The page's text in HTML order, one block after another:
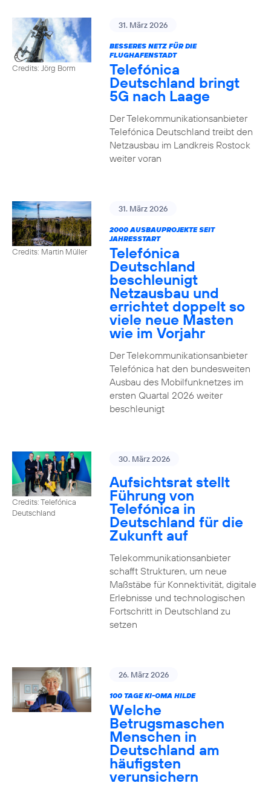
Credits: Jörg Borm
31. März 2026
BESSERES NETZ FÜR DIE
FLUGHAFENSTADT
Telefónica
Deutschland bringt
5G nach Laage
Der Telekommunikationsanbieter
Telefónica Deutschland treibt den
Netzausbau im Landkreis Rostock
weiter voran
Credits: Martin Müller
31. März 2026
2000 AUSBAUPROJEKTE SEIT
JAHRESSTART
Telefónica
Deutschland
beschleunigt
Netzausbau und
errichtet doppelt so
viele neue Masten
wie im Vorjahr
Der Telekommunikationsanbieter
Telefónica hat den bundesweiten
Ausbau des Mobilfunknetzes im
ersten Quartal 2026 weiter
beschleunigt
Credits: Telefónica
Deutschland
30. März 2026
Aufsichtsrat stellt
Führung von
Telefónica in
Deutschland für die
Zukunft auf
Telekommunikationsanbieter
schafft Strukturen, um neue
Maßstäbe für Konnektivität, digitale
Erlebnisse und technologischen
Fortschritt in Deutschland zu
setzen
26. März 2026
100 TAGE KI-OMA HILDE
Welche
Betrugsmaschen
Menschen in
Deutschland am
häufigsten
verunsichern